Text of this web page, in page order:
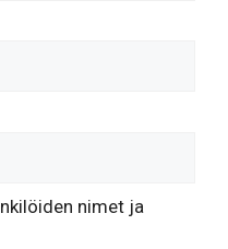
nimet ja